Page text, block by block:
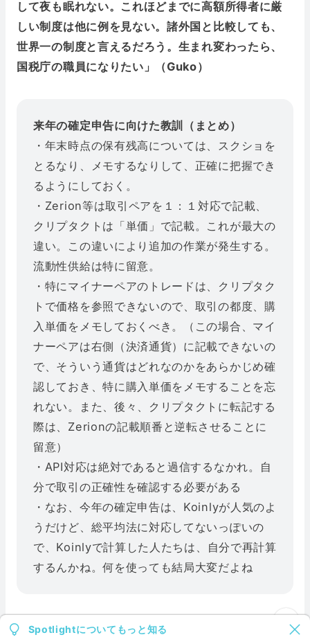
Spotlightについてもっと知る
して夜も眠れない。これほどまでに高額所得者に厳
しい制度は他に例を見ない。諸外国と比較しても、
世界一の制度と言えるだろう。生まれ変わったら、
国税庁の職員になりたい」（Guko）
来年の確定申告に向けた教訓（まとめ）
・年末時点の保有残高については、スクショを
とるなり、メモするなりして、正確に把握でき
るようにしておく。
・Zerion等は取引ペアを１：１対応で記載、
クリプタクトは「単価」で記載。これが最大の
違い。この違いにより追加の作業が発生する。
流動性供給は特に留意。
・特にマイナーペアのトレードは、クリプタク
トで価格を参照できないので、取引の都度、購
入単価をメモしておくべき。（この場合、マイ
ナーペアは右側（決済通貨）に記載できないの
で、そういう通貨はどれなのかをあらかじめ確
認しておき、特に購入単価をメモすることを忘
れない。また、後々、クリプタクトに転記する
際は、Zerionの記載順番と逆転させることに
留意）
・API対応は絶対であると過信するなかれ。自
分で取引の正確性を確認する必要がある
・なお、今年の確定申告は、Koinlyが人気のよ
うだけど、総平均法に対応してないっぽいの
で、Koinlyで計算した人たちは、自分で再計算
するんかね。何を使っても結局大変だよね